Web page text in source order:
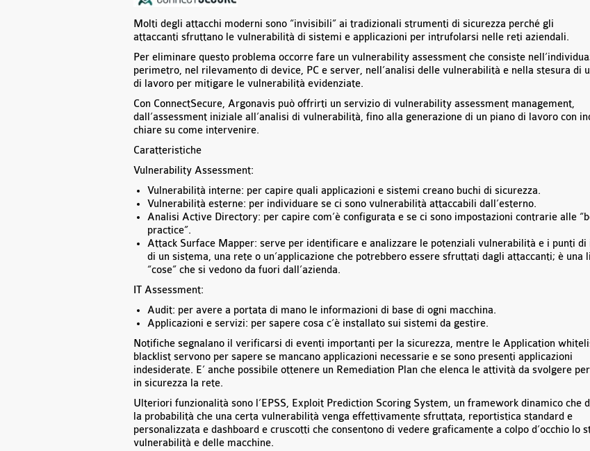
Molti degli attacchi moderni sono “invisibili” ai tradizionali strumenti di sicurezza perché gli
attaccanti sfruttano le vulnerabilità di sistemi e applicazioni per intrufolarsi nelle reti aziendali.
Per eliminare questo problema occorre fare un vulnerability assessment che consiste
perimetro, nel rilevamento di device, PC e server, nell’analisi delle vulnerabilità e nella stesura di
di lavoro per mitigare le vulnerabilità evidenziate.
Con ConnectSecure, Argonavis può offrirti un servizio di vulnerability assessment management,
dall’assessment iniziale all’analisi di vulnerabilità, fino alla generazione di un piano di lavoro con
chiare su come intervenire.
Caratteristiche
Vulnerability Assessment:
Vulnerabilità interne: per capire quali applicazioni e sistemi creano buchi di sicurezza.
Vulnerabilità esterne: per individuare se ci sono vulnerabilità attaccabili dall’esterno.
Analisi Active Directory: per capire com’è configurata e se ci sono impostazioni contrarie alle
practice”.
Attack Surface Mapper: serve per identificare e analizzare le potenziali vulnerabilità e i punti di
di un sistema, una rete o un’applicazione che potrebbero essere sfruttati dagli attaccanti; è una
“cose” che si vedono da fuori dall’azienda.
IT Assessment:
Audit: per avere a portata di mano le informazioni di base di ogni macchina.
Applicazioni e servizi: per sapere cosa c’è installato sui sistemi da gestire.
Notifiche segnalano il verificarsi di eventi importanti per la sicurezza, mentre le Application
blacklist servono per sapere se mancano applicazioni necessarie e se sono presenti applicazioni
indesiderate. E’ anche possibile ottenere un Remediation Plan che elenca le attività da svolgere
in sicurezza la rete.
Ulteriori funzionalità sono l’EPSS, Exploit Prediction Scoring System, un framework dinamico che
la probabilità che una certa vulnerabilità venga effettivamente sfruttata, reportistica standard e
personalizzata e dashboard e cruscotti che consentono di vedere graficamente a colpo d’occhio lo
vulnerabilità e delle macchine.